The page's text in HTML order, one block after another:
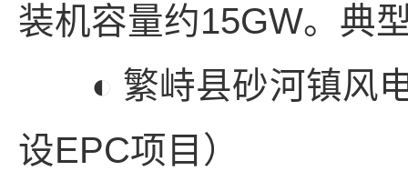
装机容量约15GW。典
◐ 繁峙县砂河镇风电
设EPC项目）